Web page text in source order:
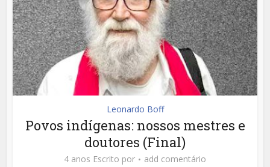
Leonardo Boff
Povos indígenas: nossos mestres e
doutores (Final)
4 anos Escrito por add comentário